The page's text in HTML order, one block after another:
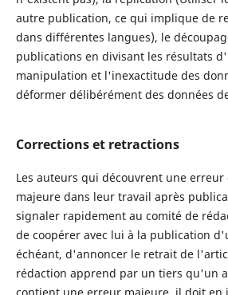
autre publication, ce qui implique de
dans différentes langues), le
publications en divisant les résultats
manipulation et l'inexactitude des
déformer délibérément des données
Corrections et retractions
Les auteurs qui découvrent une
majeure dans leur travail après
signaler rapidement au comité de
de coopérer avec lui à la publication
échéant, d'annoncer le retrait de
rédaction apprend par un tiers qu'un